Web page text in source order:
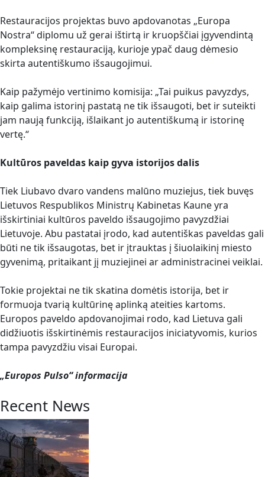
Restauracijos projektas buvo apdovanotas „Europa
Nostra“ diplomu už gerai ištirtą ir kruopščiai įgyvendintą
kompleksinę restauraciją, kurioje ypač daug dėmesio
skirta autentiškumo išsaugojimui.
Kaip pažymėjo vertinimo komisija: „Tai puikus pavyzdys,
kaip galima istorinį pastatą ne tik išsaugoti, bet ir suteikti
jam naują funkciją, išlaikant jo autentiškumą ir istorinę
vertę.“
Kultūros paveldas kaip gyva istorijos dalis
Tiek Liubavo dvaro vandens malūno muziejus, tiek buvęs
Lietuvos Respublikos Ministrų Kabinetas Kaune yra
išskirtiniai kultūros paveldo išsaugojimo pavyzdžiai
Lietuvoje. Abu pastatai įrodo, kad autentiškas paveldas gali
būti ne tik išsaugotas, bet ir įtrauktas į šiuolaikinį miesto
gyvenimą, pritaikant jį muziejinei ar administracinei veiklai.
Tokie projektai ne tik skatina domėtis istorija, bet ir
formuoja tvarią kultūrinę aplinką ateities kartoms.
Europos paveldo apdovanojimai rodo, kad Lietuva gali
didžiuotis išskirtinėmis restauracijos iniciatyvomis, kurios
tampa pavyzdžiu visai Europai.
„Europos Pulso“ informacija
Recent News